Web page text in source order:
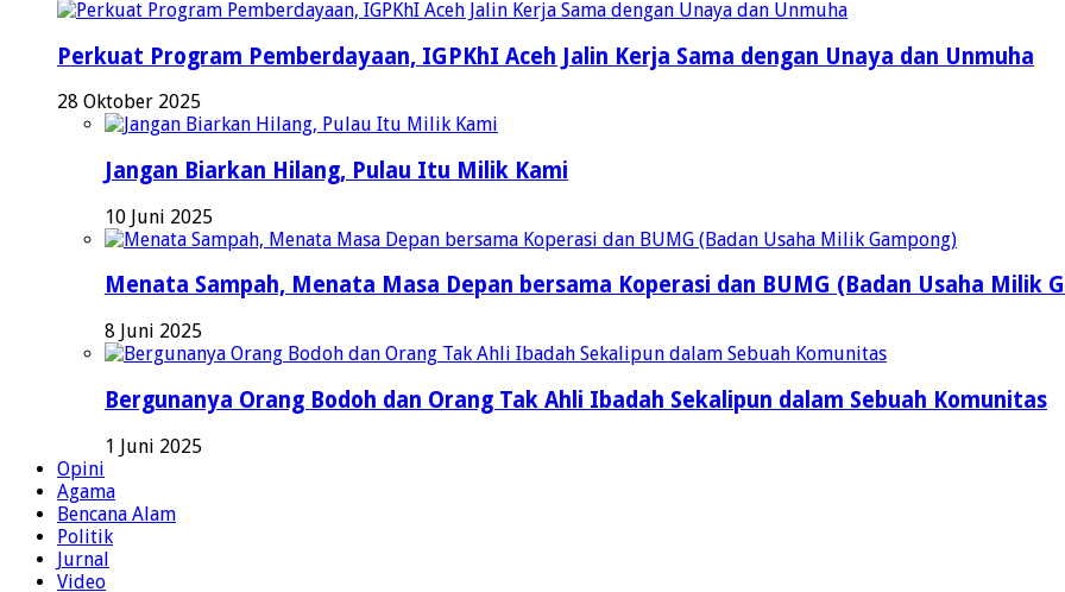
Perkuat Program Pemberdayaan, IGPKhI Aceh Jalin Kerja Sama dengan Unaya dan Unmuha
28 Oktober 2025
Jangan Biarkan Hilang, Pulau Itu Milik Kami
10 Juni 2025
Menata Sampah, Menata Masa Depan bersama Koperasi dan BUMG (Badan Usaha Milik
8 Juni 2025
Bergunanya Orang Bodoh dan Orang Tak Ahli Ibadah Sekalipun dalam Sebuah Komunitas
1 Juni 2025
Opini
Agama
Bencana Alam
Politik
Jurnal
Video